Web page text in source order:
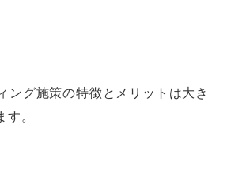
ング施策の特徴とメリットは大き
。